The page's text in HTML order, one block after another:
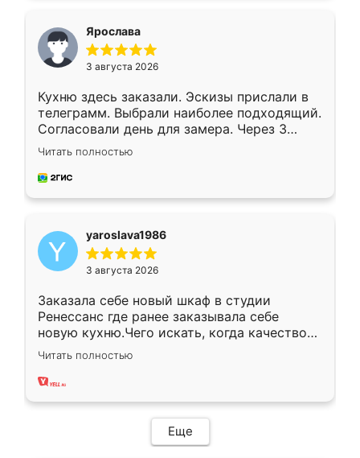
Ярослава
3 августа 2026
Кухню здесь заказали. Эскизы прислали в
телеграмм. Выбрали наиболее подходящий.
Согласовали день для замера. Через 3
недели кухня была уже готова. Остались
довольны работой. Спасибо Ренессанс
мебель за качественную работу!
Читать полностью
yaroslava1986
3 августа 2026
Заказала себе новый шкаф в студии
Ренессанс где ранее заказывала себе
новую кухню.Чего искать, когда качеством
вполне довольна. Служит кухня уже почти
два года, нареканий нет.
Читать полностью
Еще